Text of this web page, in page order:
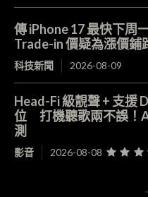
傳 iPhone 17 最快下周
Trade-in 價疑為漲價鋪
科技新聞 2026-08-09
Head-Fi 級靚聲 + 支援
位 打機聽歌兩不誤！
測
影音 2026-08-08